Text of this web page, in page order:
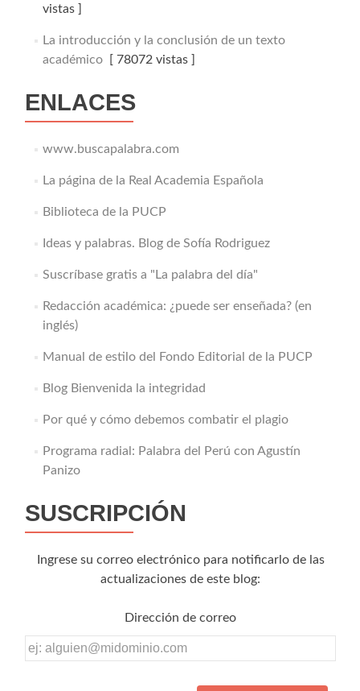
vistas ]
La introducción y la conclusión de un texto
académico[ 78072 vistas ]
ENLACES
www.buscapalabra.com
La página de la Real Academia Española
Biblioteca de la PUCP
Ideas y palabras. Blog de Sofía Rodriguez
Suscríbase gratis a "La palabra del día"
Redacción académica: ¿puede ser enseñada? (en
inglés)
Manual de estilo del Fondo Editorial de la PUCP
Blog Bienvenida la integridad
Por qué y cómo debemos combatir el plagio
Programa radial: Palabra del Perú con Agustín
Panizo
SUSCRIPCIÓN
Ingrese su correo electrónico para notificarlo de las
actualizaciones de este blog:
Dirección de correo
Dirección
de
correo